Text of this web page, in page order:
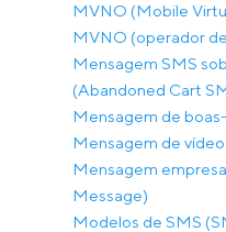
MVNO (Mobile
MVNO (operador
Mensagem SMS
(Abandoned Cart
Mensagem de
Mensagem de
Mensagem
Message)
Modelos de SMS